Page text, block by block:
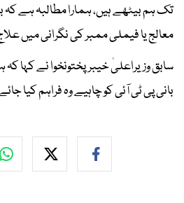
تک ہم بیٹھے ہیں، ہمارا مطالبہ ہے کہ
معالج یا فیملی ممبر کی نگرانی میں
سابق وزیراعلیٰ خیبرپختونخوا نے کہا
بانی پی ٹی آئی کو چاہیے وہ فراہم کیا